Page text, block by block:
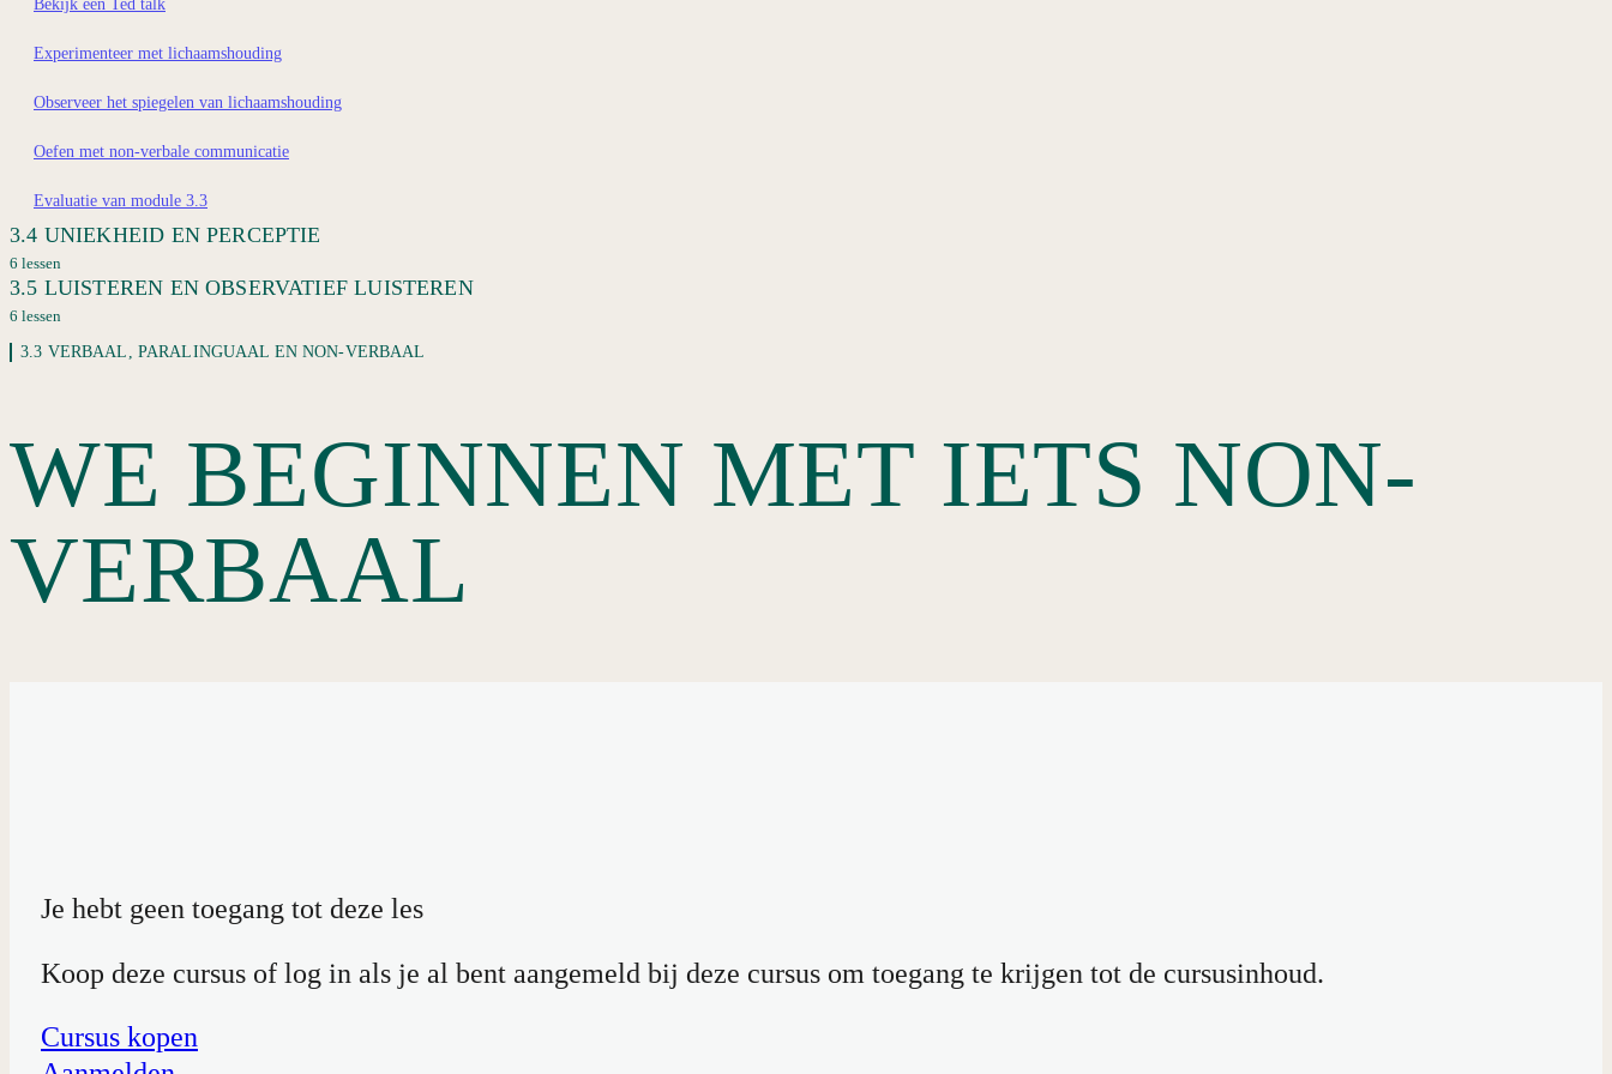
Evaluatie van module 3.2
Bekijk een Ted talk
Experimenteer met lichaamshouding
Observeer het spiegelen van lichaamshouding
Oefen met non-verbale communicatie
Evaluatie van module 3.3
3.4 UNIEKHEID EN PERCEPTIE
Introductie van module 3.4
Jouw referentiekader
6 lessen
3.5 LUISTEREN EN OBSERVATIEF LUISTEREN
Wat is het Observatief luisteren?
Ter afsluiting …
Evaluatie van module 3.5 en deze derde cursus
6 lessen
3.3 VERBAAL, PARALINGUAAL EN NON-VERBAAL
WE BEGINNEN MET IETS NON-
VERBAAL
Je hebt geen toegang tot deze les
Koop deze cursus of log in als je al bent aangemeld bij deze cursus om toegang te krijgen tot de cursusinhoud.
Cursus kopen